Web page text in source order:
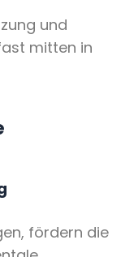
und
mitten in
fördern die